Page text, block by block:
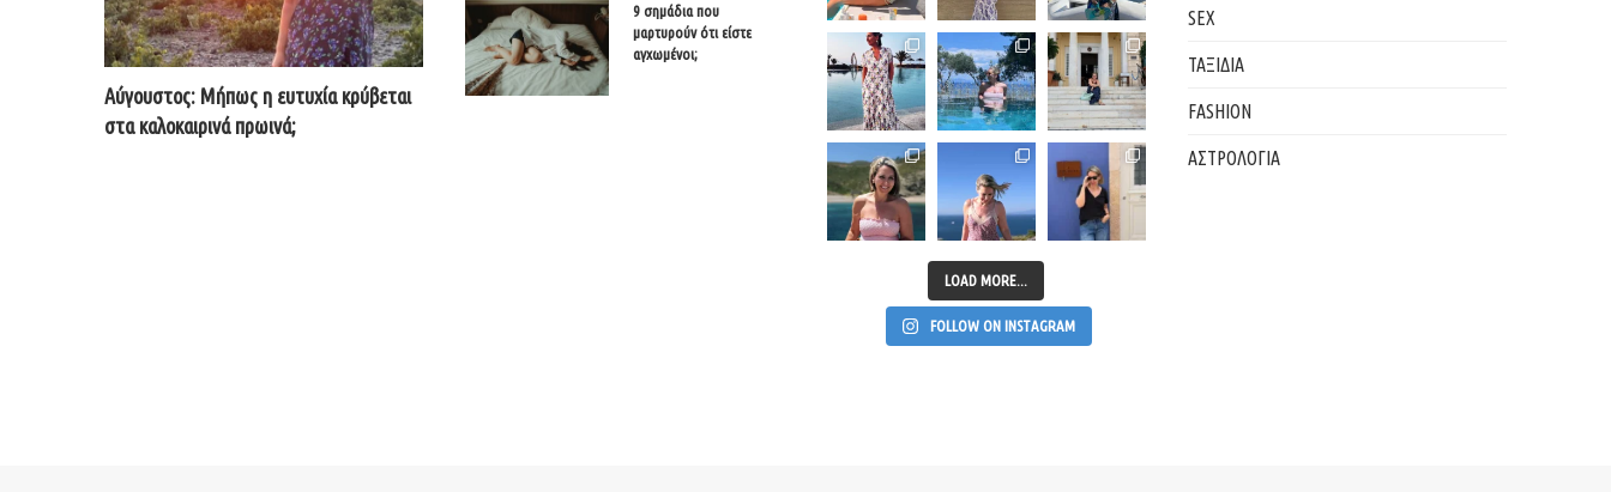
Αύγουστος: Μήπως η ευτυχία κρύβεται
στα καλοκαιρινά πρωινά;
9 σημάδια που
μαρτυρούν ότι είστε
αγχωμένοι;
LOAD MORE...
FOLLOW ON INSTAGRAM
SEX
ΤΑΞΙΔΙΑ
FASHION
ΑΣΤΡΟΛΟΓΙΑ